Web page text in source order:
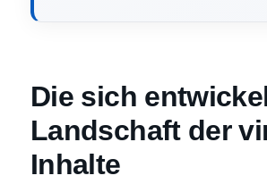
Die sich
Landschaft der
Inhalte